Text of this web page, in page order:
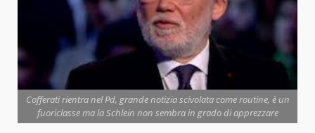
Cofferati rientra nel Pd, grande notizia scivolata come routine, è un
fuoriclasse ma la Schlein non sembra in grado di apprezzare